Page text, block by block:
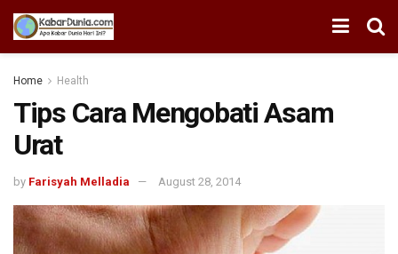
Home Health
Tips Cara Mengobati Asam
Urat
by Farisyah Melladia August 28, 2014